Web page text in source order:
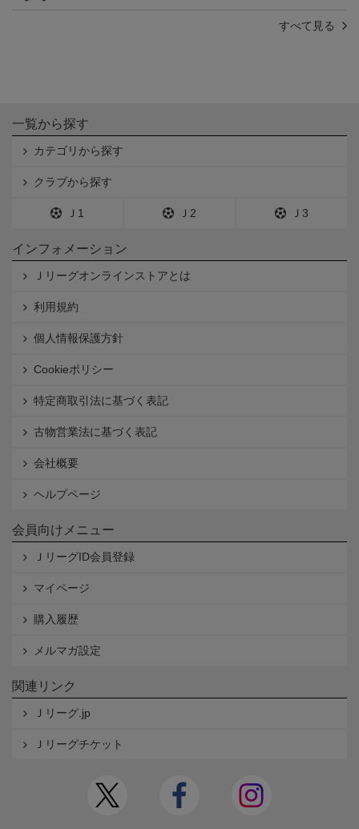
すべて見る
一覧から探す
カテゴリから探す
クラブから探す
Ｊ1 Ｊ2 Ｊ3
インフォメーション
Ｊリーグオンラインストアとは
利用規約
個人情報保護方針
Cookieポリシー
特定商取引法に基づく表記
古物営業法に基づく表記
会社概要
ヘルプページ
会員向けメニュー
ＪリーグID会員登録
マイページ
購入履歴
メルマガ設定
関連リンク
Ｊリーグ.jp
Ｊリーグチケット